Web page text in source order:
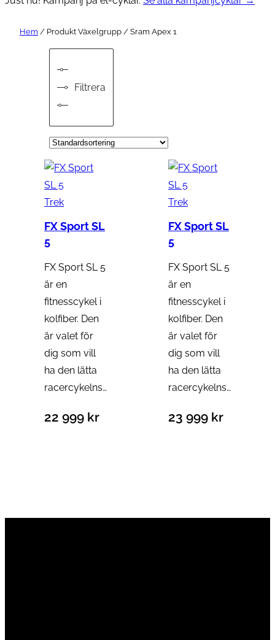
Hem / Produkt Växelgrupp / Sram Apex 1
Filtrera
Trek
FX Sport SL
5
FX Sport SL 5
är en
fitnesscykel i
kolfiber. Den
är valet för
dig som vill
ha den lätta
racercykelns…
22 999 kr
Trek
FX Sport SL
5
FX Sport SL 5
är en
fitnesscykel i
kolfiber. Den
är valet för
dig som vill
ha den lätta
racercykelns…
23 999 kr